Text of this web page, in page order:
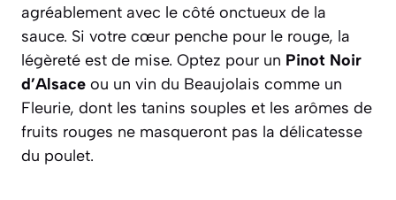
agréablement avec le côté onctueux de la
sauce. Si votre cœur penche pour le rouge, la
légèreté est de mise. Optez pour un Pinot Noir
d’Alsace ou un vin du Beaujolais comme un
Fleurie, dont les tanins souples et les arômes de
fruits rouges ne masqueront pas la délicatesse
du poulet.